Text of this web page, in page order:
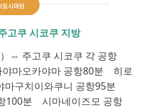
로시마현
고쿠 시코쿠 지방
⇔ 주고쿠 시코쿠 각 공항
마오카야마 공항80분 히로
구치이와쿠니 공항95분
100분 시마네이즈모 공항